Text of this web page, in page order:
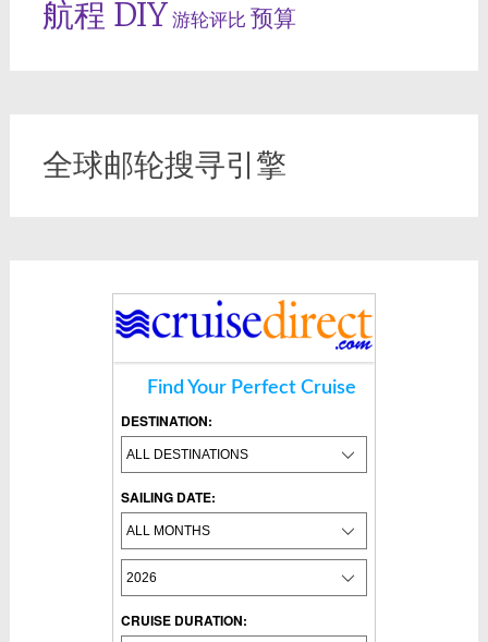
航程 DIY游轮评比 预算
全球邮轮搜寻引擎
Find Your Perfect Cruise
DESTINATION:
SAILING DATE:
CRUISE DURATION: